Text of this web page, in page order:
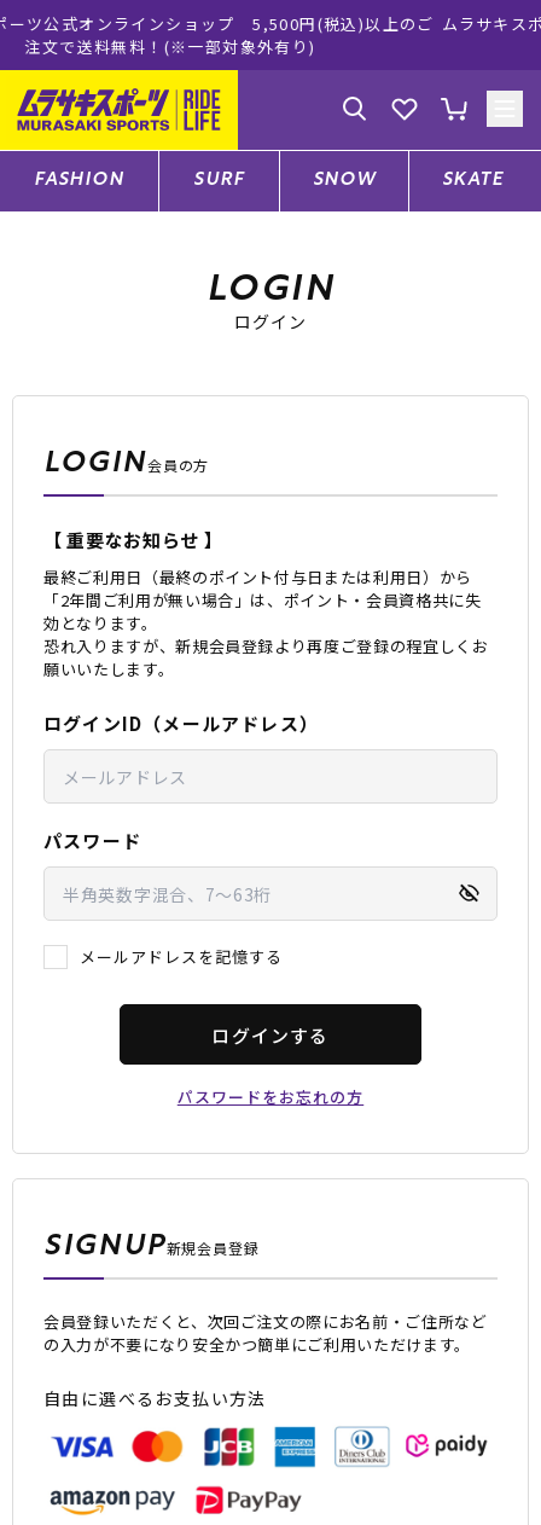
ップ 5,500円(税込)以上のご
部対象外有り)
ムラサキスポーツ公式オンライン
ゲスト様
ログイン 会員登録
スノーTOP
スケートTOP
CONTENTS
特集一覧
RIDE LIFE MAGAZINE一
スタッフスナップ
店頭受取サービス
お問い合わせ
ニュース
ムラサキスポーツ 公式アプリ
ポイント・クーポンもこのアプリで！
FASHION SURF SNOW SKATE
LOGIN
ログイン
LOGIN会員の方
【 重要なお知らせ 】
最終ご利用日（最終のポイント付与日または利用日）から
「2年間ご利用が無い場合」は、ポイント・会員資格共に失
効となります。
恐れ入りますが、新規会員登録より再度ご登録の程宜しくお
願いいたします。
ログインID（メールアドレス）
パスワード
メールアドレスを記憶する
ログインする
パスワードをお忘れの方
SIGNUP新規会員登録
会員登録いただくと、次回ご注文の際にお名前・ご住所など
の入力が不要になり安全かつ簡単にご利用いただけます。
自由に選べるお支払い方法